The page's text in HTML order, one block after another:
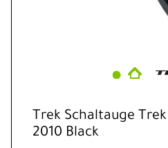
Trek Schaltauge
2010 Black